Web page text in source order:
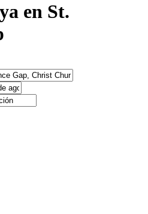
en St.